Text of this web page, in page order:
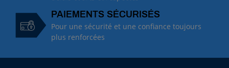
PAIEMENTS SÉCURISÉS
Pour une sécurité et une confiance toujours
plus renforcées